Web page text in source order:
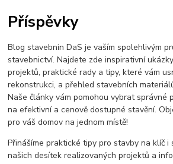
plechova krytina
blachotrapez
závětrná lišta
návod okraj střechy kraj
přesah
odkap vody
Příspěvky
Blog stavebnin DaS je vaším spolehlivým
stavebnictví. Najdete zde inspirativní
projektů, praktické rady a tipy, které vám
rekonstrukci, a přehled stavebních
Naše články vám pomohou vybrat správné
na efektivní a cenově dostupné stavění.
pro váš domov na jednom místě!
Přinášíme praktické tipy pro stavby na klíč i
našich desítek realizovaných projektů a